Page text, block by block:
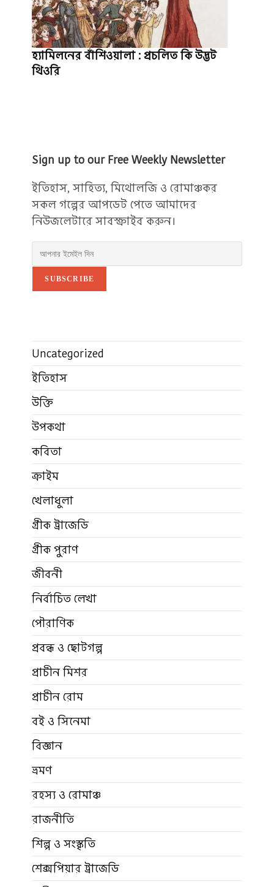
হ্যামিলনের বাঁশিওয়ালা : প্রচলিত কি উদ্ভট
থিওরি
Sign up to our Free Weekly Newsletter
ইতিহাস, সাহিত্য, মিথোলজি ও রোমাঞ্চকর
সকল গল্পের আপডেট পেতে আমাদের
নিউজলেটারে সাবস্ক্রাইব করুন।
SUBSCRIBE
Uncategorized
ইতিহাস
উক্তি
উপকথা
কবিতা
ক্রাইম
খেলাধুলা
গ্রীক ট্রাজেডি
গ্রীক পুরাণ
জীবনী
নির্বাচিত লেখা
পৌরাণিক
প্রবন্ধ ও ছোটগল্প
প্রাচীন মিশর
প্রাচীন রোম
বই ও সিনেমা
বিজ্ঞান
ভ্রমণ
রহস্য ও রোমাঞ্চ
রাজনীতি
শিল্প ও সংস্কৃতি
শেক্সপিয়ার ট্রাজেডি